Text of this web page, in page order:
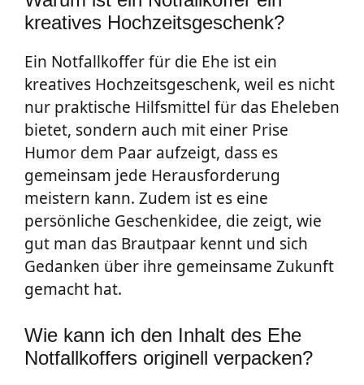
kreatives Hochzeitsgeschenk?
Ein Notfallkoffer für die Ehe ist ein
kreatives Hochzeitsgeschenk, weil es nicht
nur praktische Hilfsmittel für das Eheleben
bietet, sondern auch mit einer Prise
Humor dem Paar aufzeigt, dass es
gemeinsam jede Herausforderung
meistern kann. Zudem ist es eine
persönliche Geschenkidee, die zeigt, wie
gut man das Brautpaar kennt und sich
Gedanken über ihre gemeinsame Zukunft
gemacht hat.
Wie kann ich den Inhalt des Ehe
Notfallkoffers originell verpacken?